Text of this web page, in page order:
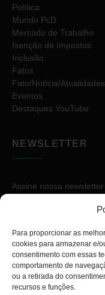
Para proporcionar as
cookies para armazenar e/
consentimento com essas
comportamento de
ou a retirada do
recursos e funções.
Política
Mundo PcD
Mercado de Trabalho
Isenção de Impostos
Inclusão
Fatos
Fato/Notícia/Atualidades
Eventos
Destaques YouTube
NEWSLETTER
Assine nossa